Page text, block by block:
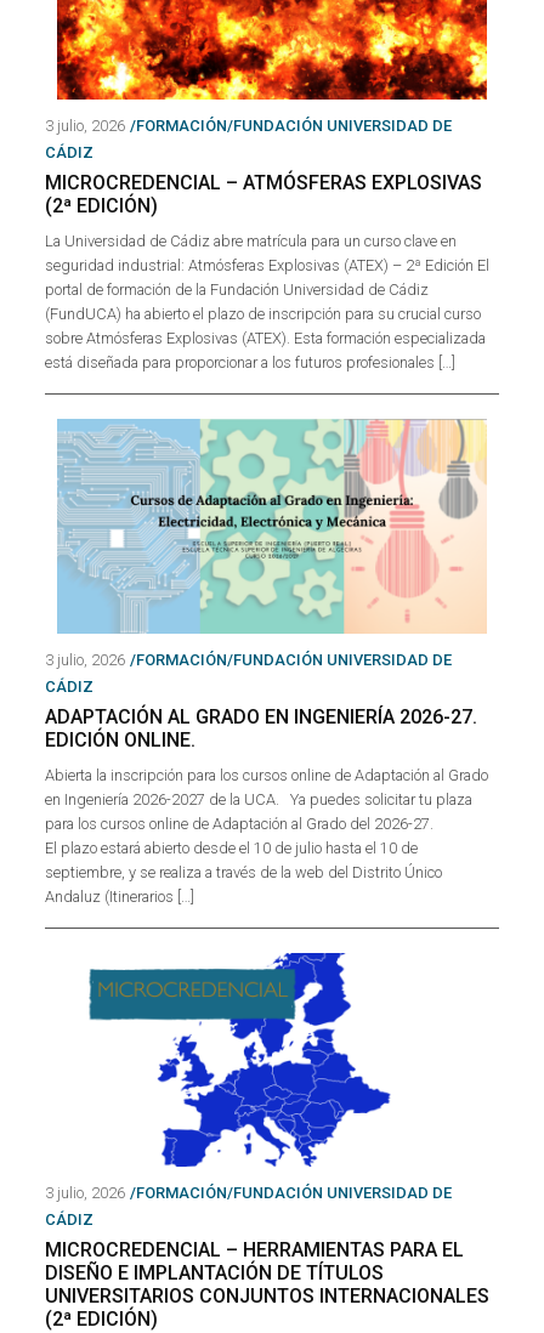
3 julio, 2026 /FORMACIÓN/FUNDACIÓN UNIVERSIDAD DE
CÁDIZ
MICROCREDENCIAL – ATMÓSFERAS EXPLOSIVAS
(2ª EDICIÓN)
La Universidad de Cádiz abre matrícula para un curso clave en
seguridad industrial: Atmósferas Explosivas (ATEX) – 2ª Edición El
portal de formación de la Fundación Universidad de Cádiz
(FundUCA) ha abierto el plazo de inscripción para su crucial curso
sobre Atmósferas Explosivas (ATEX). Esta formación especializada
está diseñada para proporcionar a los futuros profesionales […]
3 julio, 2026 /FORMACIÓN/FUNDACIÓN UNIVERSIDAD DE
CÁDIZ
ADAPTACIÓN AL GRADO EN INGENIERÍA 2026-27.
EDICIÓN ONLINE.
Abierta la inscripción para los cursos online de Adaptación al Grado
en Ingeniería 2026-2027 de la UCA. Ya puedes solicitar tu plaza
para los cursos online de Adaptación al Grado del 2026-27.
El plazo estará abierto desde el 10 de julio hasta el 10 de
septiembre, y se realiza a través de la web del Distrito Único
Andaluz (Itinerarios […]
3 julio, 2026 /FORMACIÓN/FUNDACIÓN UNIVERSIDAD DE
CÁDIZ
MICROCREDENCIAL – HERRAMIENTAS PARA EL
DISEÑO E IMPLANTACIÓN DE TÍTULOS
UNIVERSITARIOS CONJUNTOS INTERNACIONALES
(2ª EDICIÓN)